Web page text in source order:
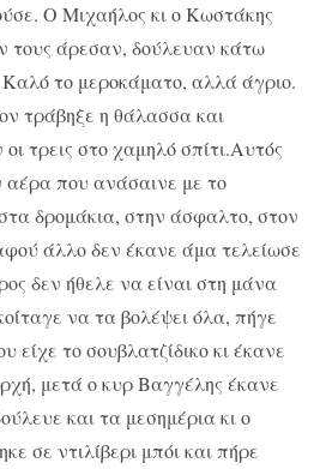
Ο Μιχαήλος κι ο Κωστάκης
τους άρεσαν, δούλευαν κάτω
Καλό το μεροκάματο, αλλά άγριο.
τράβηξε η θάλασσα και
τρεις στο χαμηλό σπίτι.Αυτός
αέρα που ανάσαινε με το
δρομάκια, στην άσφαλτο, στον
άλλο δεν έκανε άμα τελείωσε
δεν ήθελε να είναι στη μάνα
να τα βολέψει όλα, πήγε
είχε το σουβλατζίδικο κι έκανε
μετά ο κυρ Βαγγέλης έκανε
και τα μεσημέρια κι ο
σε ντιλίβερι μπόι και πήρε